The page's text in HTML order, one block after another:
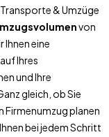
& Umzüge
von
Ihnen eine
Ihres
und Ihre
gleich, ob Sie
Firmenumzug planen
bei jedem Schritt